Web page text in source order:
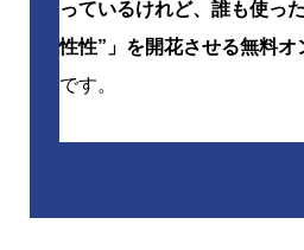
っているけれど、誰も使っ
性性”」を開花させる無料オ
です。